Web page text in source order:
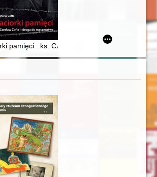
Dobrego Pasterza w Białymstoku przy ul.
pamięci : ks. Czesław Cofta - droga do